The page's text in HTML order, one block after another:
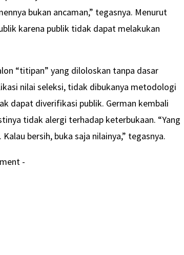
bukan ancaman,” tegasnya. Menurut
karena publik tidak dapat melakukan
“titipan” yang diloloskan tanpa dasar
nilai seleksi, tidak dibukanya metodologi
dapat diverifikasi publik. German kembali
tidak alergi terhadap keterbukaan. “Yang
bersih, buka saja nilainya,” tegasnya.
-